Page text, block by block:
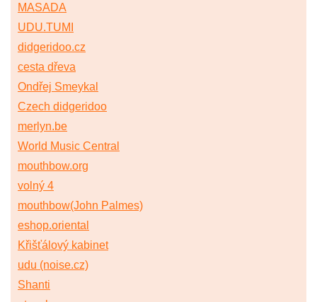
MASADA
UDU.TUMI
didgeridoo.cz
cesta dřeva
Ondřej Smeykal
Czech didgeridoo
merlyn.be
World Music Central
mouthbow.org
volný 4
mouthbow(John Palmes)
eshop.oriental
Křišťálový kabinet
udu (noise.cz)
Shanti